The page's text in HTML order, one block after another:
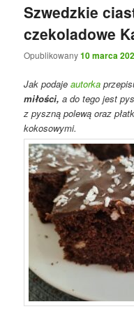
Szwedzkie
czekoladowe
Opublikowany10 marca
Jak podajeautorka
miłości, a do tego jest
z pyszną polewą oraz
kokosowymi.